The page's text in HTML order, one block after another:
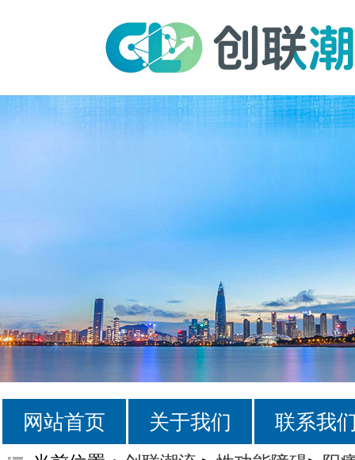
网站首页 关于我们 联系我